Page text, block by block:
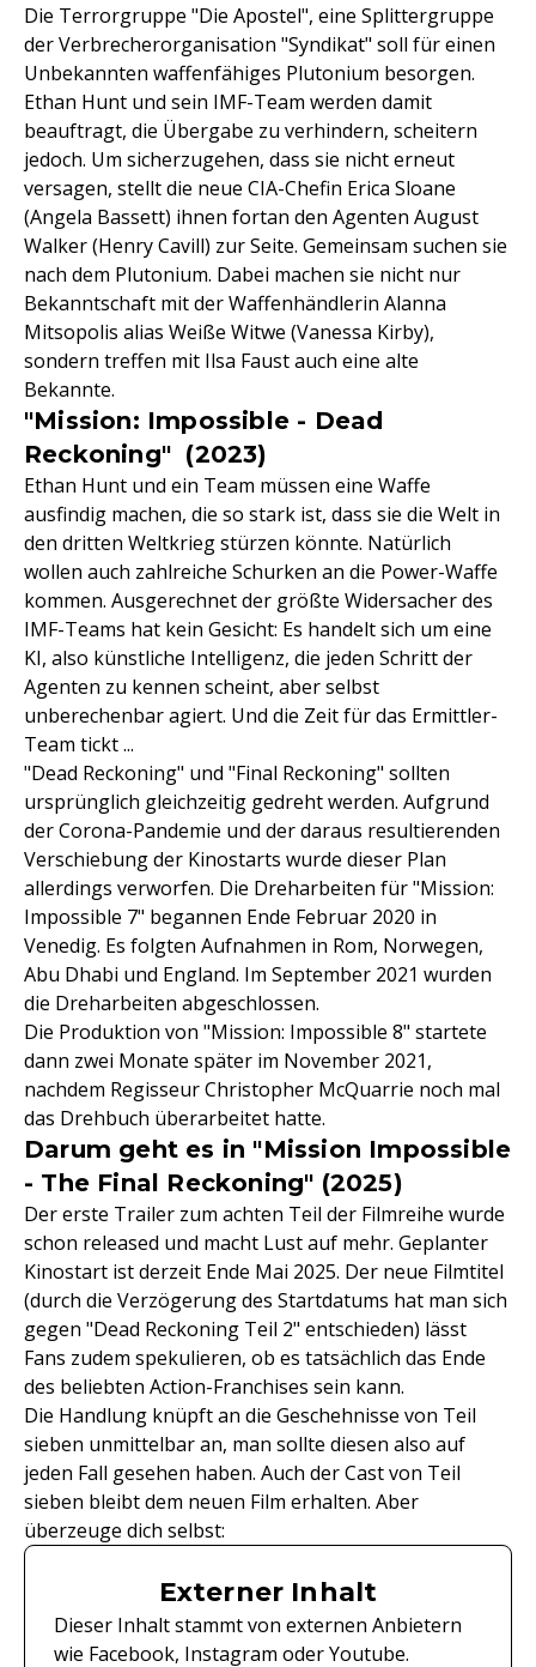
Die Terrorgruppe "Die Apostel", eine Splittergruppe
der Verbrecherorganisation "Syndikat" soll für einen
Unbekannten waffenfähiges Plutonium besorgen.
Ethan Hunt und sein IMF-Team werden damit
beauftragt, die Übergabe zu verhindern, scheitern
jedoch. Um sicherzugehen, dass sie nicht erneut
versagen, stellt die neue CIA-Chefin Erica Sloane
(Angela Bassett) ihnen fortan den Agenten August
Walker (Henry Cavill) zur Seite. Gemeinsam suchen sie
nach dem Plutonium. Dabei machen sie nicht nur
Bekanntschaft mit der Waffenhändlerin Alanna
Mitsopolis alias Weiße Witwe (Vanessa Kirby),
sondern treffen mit Ilsa Faust auch eine alte
Bekannte.
"Mission: Impossible - Dead
Reckoning" (2023)
Ethan Hunt und ein Team müssen eine Waffe
ausfindig machen, die so stark ist, dass sie die Welt in
den dritten Weltkrieg stürzen könnte. Natürlich
wollen auch zahlreiche Schurken an die Power-Waffe
kommen. Ausgerechnet der größte Widersacher des
IMF-Teams hat kein Gesicht: Es handelt sich um eine
KI, also künstliche Intelligenz, die jeden Schritt der
Agenten zu kennen scheint, aber selbst
unberechenbar agiert. Und die Zeit für das Ermittler-
Team tickt ...
"Dead Reckoning" und "Final Reckoning" sollten
ursprünglich gleichzeitig gedreht werden. Aufgrund
der Corona-Pandemie und der daraus resultierenden
Verschiebung der Kinostarts wurde dieser Plan
allerdings verworfen. Die Dreharbeiten für "Mission:
Impossible 7" begannen Ende Februar 2020 in
Venedig. Es folgten Aufnahmen in Rom, Norwegen,
Abu Dhabi und England. Im September 2021 wurden
die Dreharbeiten abgeschlossen.
Die Produktion von "Mission: Impossible 8" startete
dann zwei Monate später im November 2021,
nachdem Regisseur Christopher McQuarrie noch mal
das Drehbuch überarbeitet hatte.
Darum geht es in "Mission Impossible
- The Final Reckoning" (2025)
Der erste Trailer zum achten Teil der Filmreihe wurde
schon released und macht Lust auf mehr. Geplanter
Kinostart ist derzeit Ende Mai 2025. Der neue Filmtitel
(durch die Verzögerung des Startdatums hat man sich
gegen "Dead Reckoning Teil 2" entschieden) lässt
Fans zudem spekulieren, ob es tatsächlich das Ende
des beliebten Action-Franchises sein kann.
Die Handlung knüpft an die Geschehnisse von Teil
sieben unmittelbar an, man sollte diesen also auf
jeden Fall gesehen haben. Auch der Cast von Teil
sieben bleibt dem neuen Film erhalten. Aber
überzeuge dich selbst:
Externer Inhalt
Dieser Inhalt stammt von externen Anbietern
wie Facebook, Instagram oder Youtube.